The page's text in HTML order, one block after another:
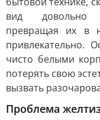
вид довольно
превращая их в
привлекательно.
чисто белыми
потерять свою
вызвать
Проблема